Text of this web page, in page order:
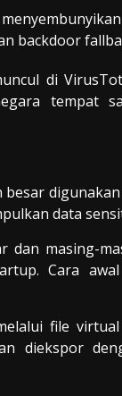
backdoor
di
tempat
besar
data
dan masing-
Cara
file
diekspor